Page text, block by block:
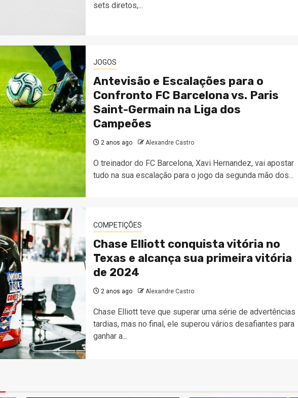
sets diretos,...
JOGOS
Antevisão e Escalações para o
Confronto FC Barcelona vs. Paris
Saint-Germain na Liga dos
Campeões
2 anos ago Alexandre Castro
O treinador do FC Barcelona, Xavi Hernandez, vai apostar
tudo na sua escalação para o jogo da segunda mão dos...
COMPETIÇÕES
Chase Elliott conquista vitória no
Texas e alcança sua primeira vitória
de 2024
2 anos ago Alexandre Castro
Chase Elliott teve que superar uma série de advertências
tardias, mas no final, ele superou vários desafiantes para
ganhar a...